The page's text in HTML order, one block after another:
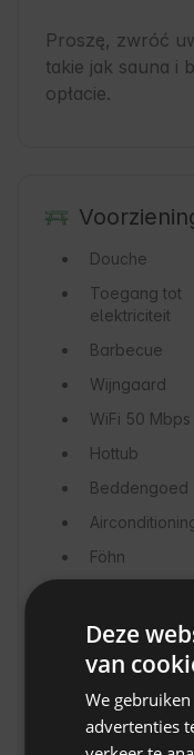
Proszę, zwróć
takie jak sauna i
opłacie.
Douche
Toegang tot
elektriciteit
Barbecue
Wijngaard
WiFi 50 Mbps
Hottub
Beddengoed
Föhn
Servies,
en bestek
Waterkoker
Koelkast
Deze
van
We
advertenties